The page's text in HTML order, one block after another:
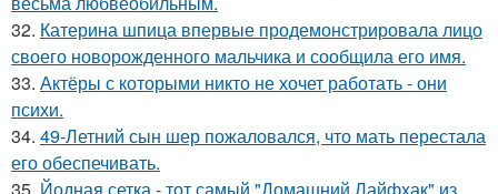
32. Катерина шпица впервые продемонстрировала лицо
своего новорожденного мальчика и сообщила его имя.
33. Актёры с которыми никто не хочет работать - они
психи.
34. 49-Летний сын шер пожаловался, что мать перестала
его обеспечивать.